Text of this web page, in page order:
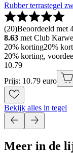
Rubber terrastegel
(20)Beoordeeld met
8.63 met Club
20% korting20%
20% korting,
10.79
Prijs: 10.79 euro
Bekijk alles in tegel
Meer in de